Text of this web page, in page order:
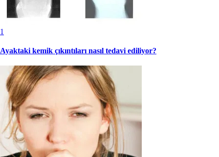
1
Ayaktaki kemik çıkıntıları nasıl tedavi ediliyor?